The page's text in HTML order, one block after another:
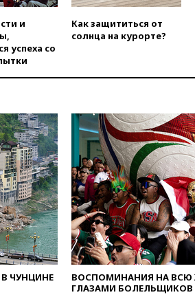
вчера,
свыше
вчера,
погиб
вчера,
заочно
вчера,
Белом
и
успеха со
Как защититься от
солнца на курорте?
ЧУНЦИНЕ
ВОСПОМИНАНИЯ НА
ГЛАЗАМИ БОЛЕЛЬЩИКОВ